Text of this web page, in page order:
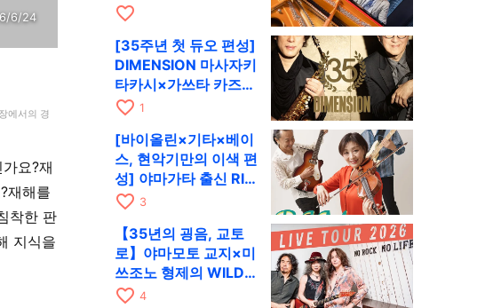
6/24
에서의 경
요?재
재해를
착한 판
지식을
로키 & 미쓰다 겐이치
RAG로
favorite_border
[35주년 첫 듀오 편성]
DIMENSION 마사자키
타카시×가쓰타 카즈키
가 10월 11일 교토
favorite_border 1
[바이올린×기타×베이
스, 현악기만의 이색 편
성] 야마가타 출신 RIM
이 첫 전국 투어로 8월
favorite_border 3
【35년의 굉음, 교토
로】야마모토 교지×미
쓰조노 형제의 WILD
FLAG가 8월 6일 RAG
favorite_border 4